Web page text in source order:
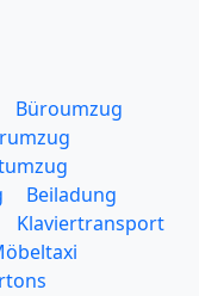
Büroumzug
Beiladung
Klaviertransport